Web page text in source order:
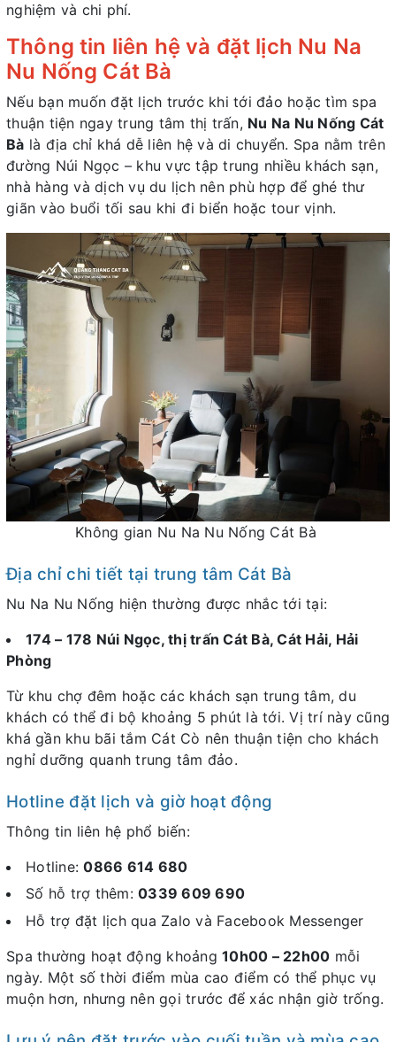
nghiệm và chi phí.
Thông tin liên hệ và đặt lịch Nu Na
Nu Nống Cát Bà
Nếu bạn muốn đặt lịch trước khi tới đảo hoặc tìm spa
thuận tiện ngay trung tâm thị trấn, Nu Na Nu Nống Cát
Bà là địa chỉ khá dễ liên hệ và di chuyển. Spa nằm trên
đường Núi Ngọc – khu vực tập trung nhiều khách sạn,
nhà hàng và dịch vụ du lịch nên phù hợp để ghé thư
giãn vào buổi tối sau khi đi biển hoặc tour vịnh.
Không gian Nu Na Nu Nống Cát Bà
Địa chỉ chi tiết tại trung tâm Cát Bà
Nu Na Nu Nống hiện thường được nhắc tới tại:
174 – 178 Núi Ngọc, thị trấn Cát Bà, Cát Hải, Hải
Phòng
Từ khu chợ đêm hoặc các khách sạn trung tâm, du
khách có thể đi bộ khoảng 5 phút là tới. Vị trí này cũng
khá gần khu bãi tắm Cát Cò nên thuận tiện cho khách
nghỉ dưỡng quanh trung tâm đảo.
Hotline đặt lịch và giờ hoạt động
Thông tin liên hệ phổ biến:
Hotline:0866 614 680
Số hỗ trợ thêm: 0339 609 690
Hỗ trợ đặt lịch qua Zalo và Facebook Messenger
Spa thường hoạt động khoảng 10h00 – 22h00 mỗi
ngày. Một số thời điểm mùa cao điểm có thể phục vụ
muộn hơn, nhưng nên gọi trước để xác nhận giờ trống.